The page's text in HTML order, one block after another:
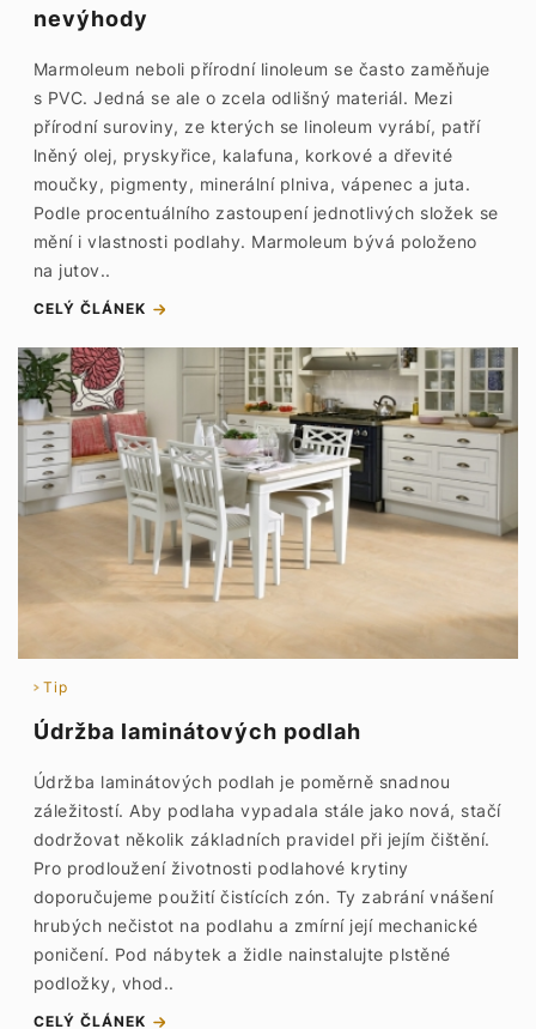
nevýhody
Marmoleum neboli přírodní linoleum se často zaměňuje
s PVC. Jedná se ale o zcela odlišný materiál. Mezi
přírodní suroviny, ze kterých se linoleum vyrábí, patří
lněný olej, pryskyřice, kalafuna, korkové a dřevité
moučky, pigmenty, minerální plniva, vápenec a juta.
Podle procentuálního zastoupení jednotlivých složek se
mění i vlastnosti podlahy. Marmoleum bývá položeno
na jutov..
CELÝ ČLÁNEK
Tip
Údržba laminátových podlah
Údržba laminátových podlah je poměrně snadnou
záležitostí. Aby podlaha vypadala stále jako nová, stačí
dodržovat několik základních pravidel při jejím čištění.
Pro prodloužení životnosti podlahové krytiny
doporučujeme použití čistících zón. Ty zabrání vnášení
hrubých nečistot na podlahu a zmírní její mechanické
poničení. Pod nábytek a židle nainstalujte plstěné
podložky, vhod..
CELÝ ČLÁNEK